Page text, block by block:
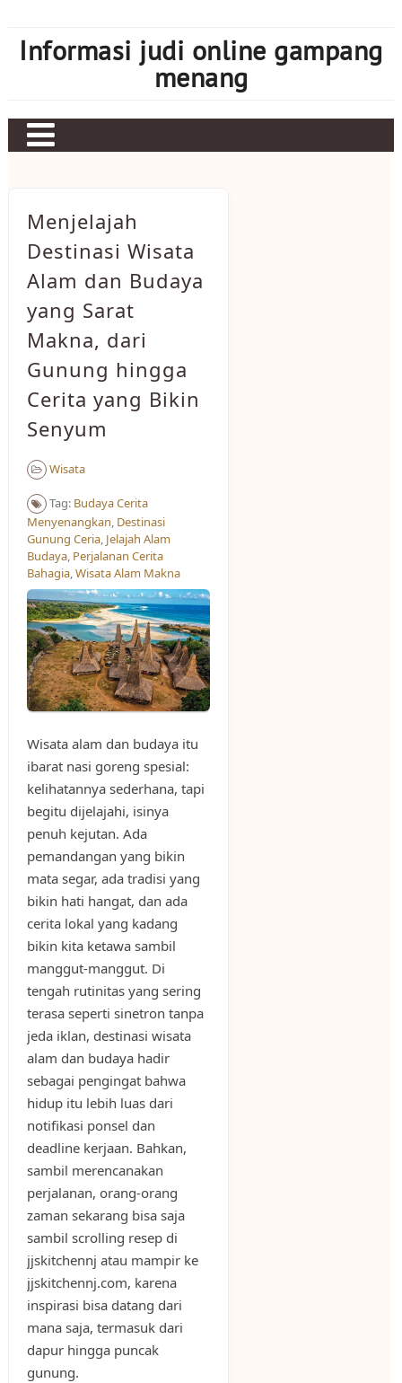
contentInformasi judi online gampang
menang
Menjelajah
Destinasi Wisata
Alam dan Budaya
yang Sarat
Makna, dari
Gunung hingga
Cerita yang Bikin
Senyum
Wisata
Tag: Budaya Cerita
Menyenangkan, Destinasi
Gunung Ceria, Jelajah Alam
Budaya, Perjalanan Cerita
Bahagia,Wisata Alam Makna
Wisata alam dan budaya itu
ibarat nasi goreng spesial:
kelihatannya sederhana, tapi
begitu dijelajahi, isinya
penuh kejutan. Ada
pemandangan yang bikin
mata segar, ada tradisi yang
bikin hati hangat, dan ada
cerita lokal yang kadang
bikin kita ketawa sambil
manggut-manggut. Di
tengah rutinitas yang sering
terasa seperti sinetron tanpa
jeda iklan, destinasi wisata
alam dan budaya hadir
sebagai pengingat bahwa
hidup itu lebih luas dari
notifikasi ponsel dan
deadline kerjaan. Bahkan,
sambil merencanakan
perjalanan, orang-orang
zaman sekarang bisa saja
sambil scrolling resep di
jjskitchennj atau mampir ke
jjskitchennj.com, karena
inspirasi bisa datang dari
mana saja, termasuk dari
dapur hingga puncak
gunung.